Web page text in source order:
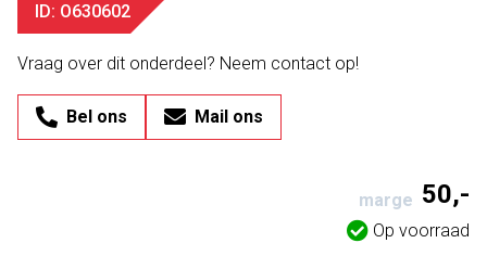
ID: O630602
Vraag over dit onderdeel? Neem contact op!
Bel ons Mail ons
marge 50,-
Op voorraad